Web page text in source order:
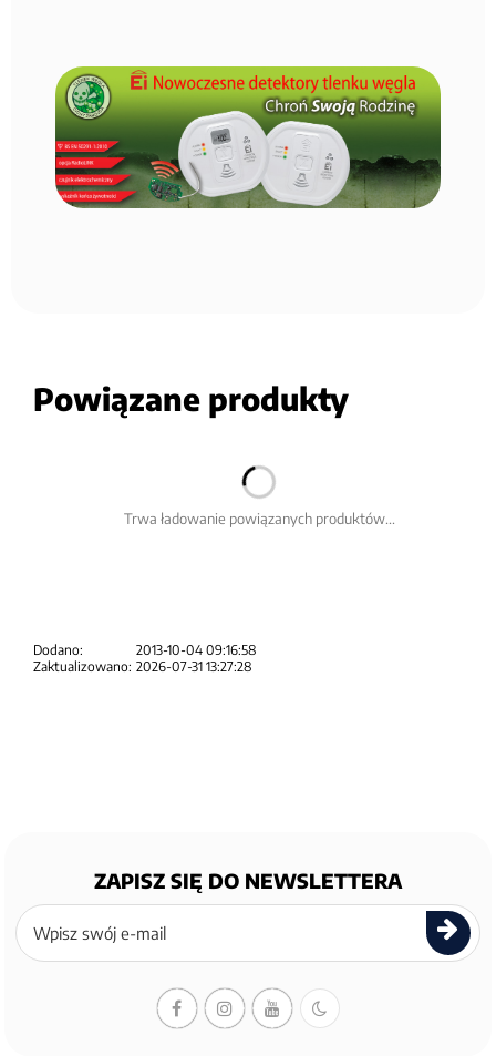
Powiązane produkty
Trwa ładowanie powiązanych produktów...
Dodano:
2013-10-04 09:16:58
Zaktualizowano: 2026-07-31 13:27:28
ZAPISZ SIĘ DO NEWSLETTERA
Zapisz
się
newslettera